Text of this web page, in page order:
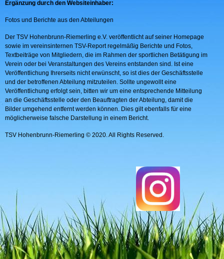
Ergänzung durch den Websiteinhaber:
Fotos und Berichte aus den Abteilungen
Der TSV Hohenbrunn-Riemerling e.V. veröffentlicht auf seiner Homepage
sowie im vereinsinternen TSV-Report regelmäßig Berichte und Fotos,
Textbeiträge von Mitgliedern, die im Rahmen der sportlichen Betätigung im
Verein oder bei Veranstaltungen des Vereins entstanden sind. Ist eine
Veröffentlichung Ihrerseits nicht erwünscht, so ist dies der Geschäftsstelle
und der betroffenen Abteilung mitzuteilen. Sollte ungewollt eine
Veröffentlichung erfolgt sein, bitten wir um eine entsprechende Mitteilung
an die Geschäftsstelle oder den Beauftragten der Abteilung, damit die
Bilder umgehend entfernt werden können. Dies gilt ebenfalls für eine
möglicherweise falsche Darstellung in einem Bericht.
TSV Hohenbrunn-Riemerling © 2020. All Rights Reserved.